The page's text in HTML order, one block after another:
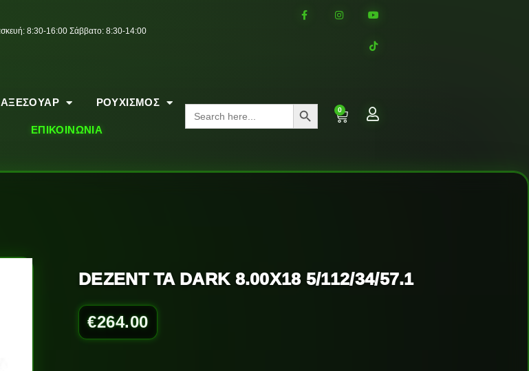
8:30-16:00 Σάββατο: 8:30-14:00
ΑΞΕΣΟΥΑΡ ΡΟΥΧΙΣΜΟΣ
ΕΠΙΚΟΙΝΩΝΙΑ
Search
for:
Search Button
0
DEZENT TA DARK 8.00X18 5/112/34/57.1
€264.00